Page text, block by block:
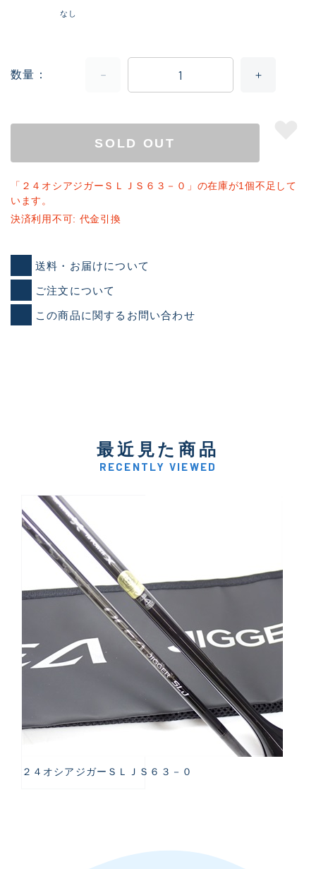
なし
数量
SOLD OUT
「２４オシアジガーＳＬＪＳ６３－０」の在庫が1個不足して
います。
決済利用不可: 代金引換
送料・お届けについて
ご注文について
この商品に関するお問い合わせ
最近見た商品
RECENTLY VIEWED
２４オシアジガーＳＬＪＳ６３－０